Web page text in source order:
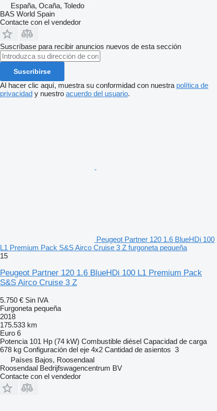
España, Ocaña, Toledo
BAS World Spain
Contacte con el vendedor
Suscríbase para recibir anuncios nuevos de esta sección
Suscribirse
Al hacer clic aquí, muestra su conformidad con nuestra política de
privacidad y nuestro acuerdo del usuario.
Peugeot Partner 120 1.6 BlueHDi 100
L1 Premium Pack S&S Airco Cruise 3 Z furgoneta pequeña
15
Peugeot Partner 120 1.6 BlueHDi 100 L1 Premium Pack
S&S Airco Cruise 3 Z
5.750 € Sin IVA
Furgoneta pequeña
2018
175.533 km
Euro 6
Potencia 101 Hp (74 kW) Combustible diésel Capacidad de carga
678 kg Configuración del eje 4x2 Cantidad de asientos 3
Países Bajos, Roosendaal
Roosendaal Bedrijfswagencentrum BV
Contacte con el vendedor